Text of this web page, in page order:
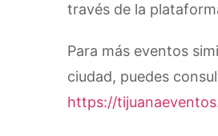
través de la
Para más eventos
ciudad, puedes
https://